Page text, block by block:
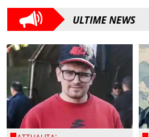
ULTIME NEWS